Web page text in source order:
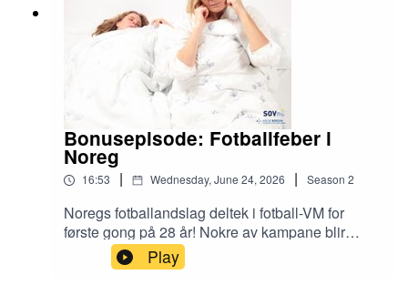
Bonusepisode: Fotballfeber i
Noreg
16:53 | Wednesday, June 24, 2026 | Season 2
Noregs fotballandslag deltek i fotball-VM for
første gong på 28 år! Nokre av kampane blir
spela om natta norsk tid, og plutseleg står vi
framfor eit vanskeleg val: fotball eller søvn?I
Play